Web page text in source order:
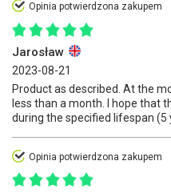
Opinia potwierdzona zakupem
Jarosław
2023-08-21
Product as described. At the
less than a month. I hope that
during the specified lifespan (5
Opinia potwierdzona zakupem